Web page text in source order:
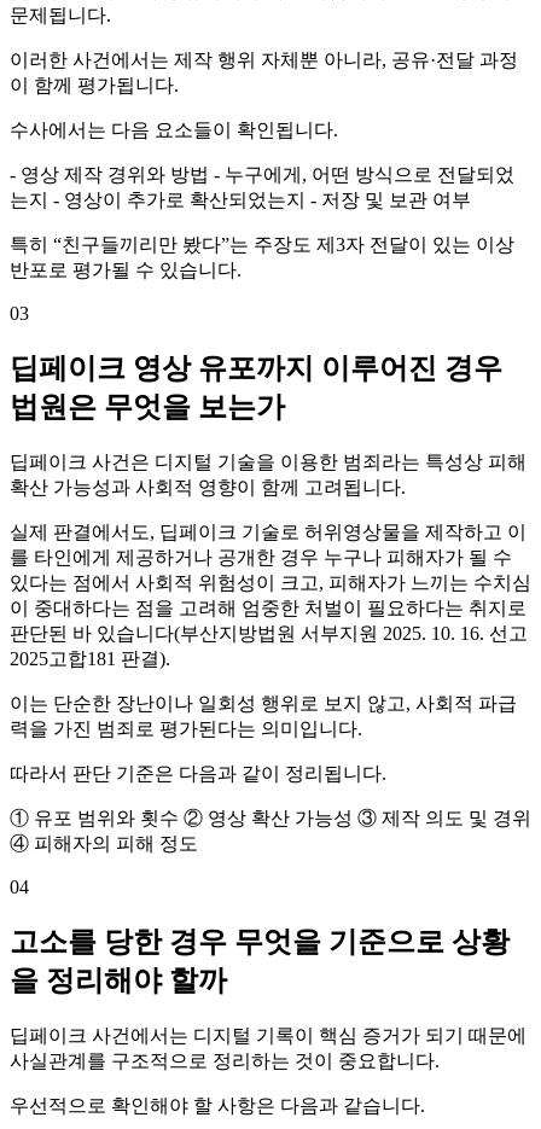
문제됩니다.
이러한 사건에서는 제작 행위 자체뿐 아니라, 공유·전달 과정
이 함께 평가됩니다.
수사에서는 다음 요소들이 확인됩니다.
- 영상 제작 경위와 방법 - 누구에게, 어떤 방식으로 전달되었
는지 - 영상이 추가로 확산되었는지 - 저장 및 보관 여부
특히 “친구들끼리만 봤다”는 주장도 제3자 전달이 있는 이상
반포로 평가될 수 있습니다.
03
딥페이크 영상 유포까지 이루어진 경우
법원은 무엇을 보는가
딥페이크 사건은 디지털 기술을 이용한 범죄라는 특성상 피해
확산 가능성과 사회적 영향이 함께 고려됩니다.
실제 판결에서도, 딥페이크 기술로 허위영상물을 제작하고 이
를 타인에게 제공하거나 공개한 경우 누구나 피해자가 될 수
있다는 점에서 사회적 위험성이 크고, 피해자가 느끼는 수치심
이 중대하다는 점을 고려해 엄중한 처벌이 필요하다는 취지로
판단된 바 있습니다(부산지방법원 서부지원 2025. 10. 16. 선고
2025고합181 판결).
이는 단순한 장난이나 일회성 행위로 보지 않고, 사회적 파급
력을 가진 범죄로 평가된다는 의미입니다.
따라서 판단 기준은 다음과 같이 정리됩니다.
① 유포 범위와 횟수 ② 영상 확산 가능성 ③ 제작 의도 및 경위
④ 피해자의 피해 정도
04
고소를 당한 경우 무엇을 기준으로 상황
을 정리해야 할까
딥페이크 사건에서는 디지털 기록이 핵심 증거가 되기 때문에
사실관계를 구조적으로 정리하는 것이 중요합니다.
우선적으로 확인해야 할 사항은 다음과 같습니다.